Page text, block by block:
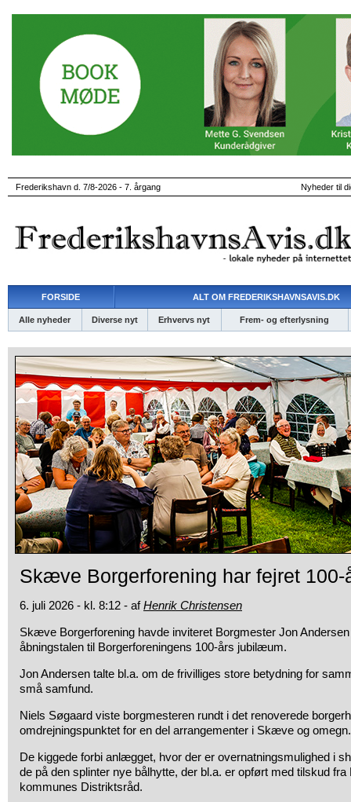
Frederikshavn d. 7/8-2026 - 7. årgang Nyheder til
FORSIDE ALT OM FREDERIKSHAVNSAVIS.DK
Alle nyheder Diverse nyt Erhvervs nyt Frem- og efterlysning
Skæve Borgerforening har fejret
6. juli 2026 - kl. 8:12 - afHenrik Christensen
Skæve Borgerforening havde inviteret Borgmester Jon
åbningstalen til Borgerforeningens 100-års jubilæum.
Jon Andersen talte bl.a. om de frivilliges store betydning for
små samfund.
Niels Søgaard viste borgmesteren rundt i det renoverede
omdrejningspunktet for en del arrangementer i Skæve og omegn.
De kiggede forbi anlægget, hvor der er overnatningsmulighed i
de på den splinter nye bålhytte, der bl.a. er opført med tilskud
kommunes Distriktsråd.